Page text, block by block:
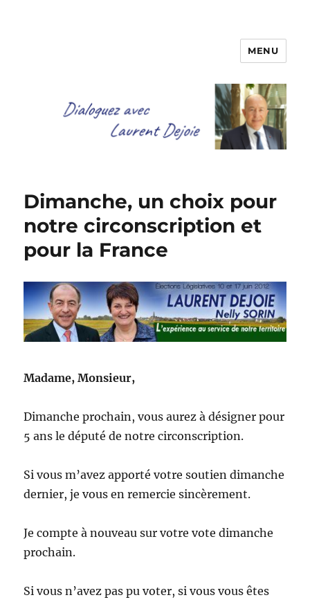
Dialoguez avec Laurent Dejoie
MENU
Dimanche, un choix pour
notre circonscription et
pour la France
Madame, Monsieur,
Dimanche prochain, vous aurez à désigner pour
5 ans le député de notre circonscription.
Si vous m’avez apporté votre soutien dimanche
dernier, je vous en remercie sincèrement.
Je compte à nouveau sur votre vote dimanche
prochain.
Si vous n’avez pas pu voter, si vous vous êtes